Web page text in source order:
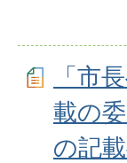
「市
載の
の記